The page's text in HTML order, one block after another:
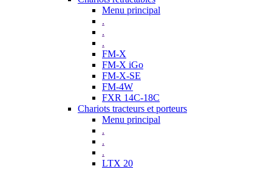
Menu principal
.
.
.
FM-X
FM-X iGo
FM-X-SE
FM-4W
FXR 14C-18C
Chariots tracteurs et porteurs
Menu principal
.
.
.
LTX 20